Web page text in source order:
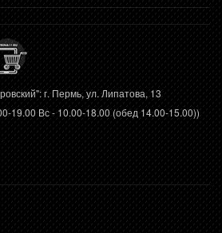
г. Пермь, ул. Липатова, 13
19.00 Вс - 10.00-18.00 (обед 14.00-15.00))